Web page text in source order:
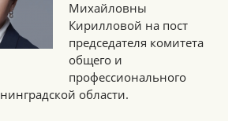
Михайловны
Кирилловой на пост
председателя комитета
общего и
профессионального
области.